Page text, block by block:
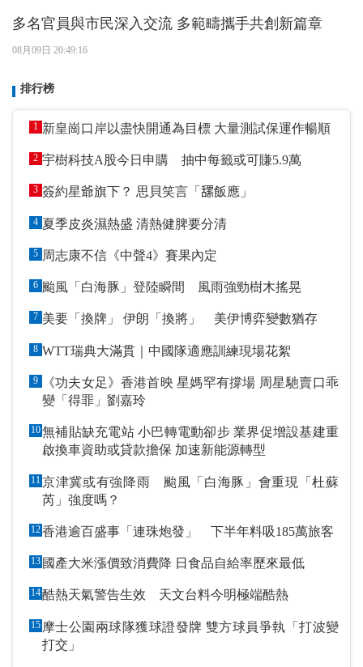
多名官員與市民深入交流 多範疇攜手共創新篇章
08月09日 20:49:16
排行榜
1 新皇崗口岸以盡快開通為目標 大量測試保運作暢順
2 宇樹科技A股今日申購 抽中每籤或可賺5.9萬
3 簽約星爺旗下？ 思貝笑言「𦧲飯應」
4 夏季皮炎濕熱盛 清熱健脾要分清
5 周志康不信《中聲4》賽果內定
6 颱風「白海豚」登陸瞬間 風雨強勁樹木搖晃
7 美要「換牌」 伊朗「換將」 美伊博弈變數猶存
8 WTT瑞典大滿貫｜中國隊適應訓練現場花絮
9
《功夫女足》香港首映 星媽罕有撐場 周星馳賣口乖
變「得罪」劉嘉玲
10無補貼缺充電站 小巴轉電動卻步 業界促增設基建重
啟換車資助或貸款擔保 加速新能源轉型
11 京津冀或有強降雨 颱風「白海豚」會重現「杜蘇
芮」強度嗎？
12香港逾百盛事「連珠炮發」 下半年料吸185萬旅客
13 國產大米漲價致消費降 日食品自給率歷來最低
14酷熱天氣警告生效 天文台料今明極端酷熱
15 摩士公園兩球隊獲球證發牌 雙方球員爭執「打波變
打交」